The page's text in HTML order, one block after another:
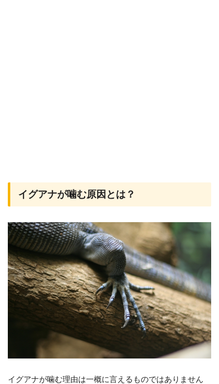
イグアナが噛む原因とは？
イグアナが噛む理由は一概に言えるものではありません